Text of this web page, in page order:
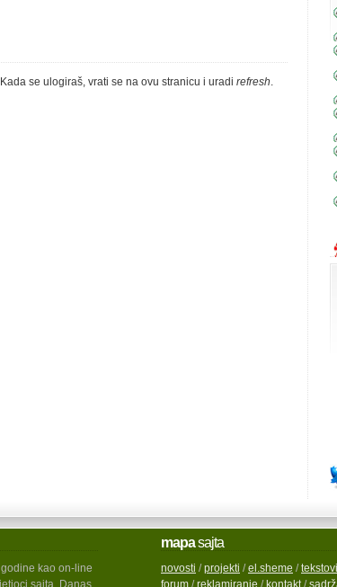
. Kada se ulogiraš, vrati se na ovu stranicu i uradi refresh
kao on-line
sajta. Danas
mapasajta
novosti /projekti /el.sheme /tekstovi
forum /reklamiranje /kontakt/